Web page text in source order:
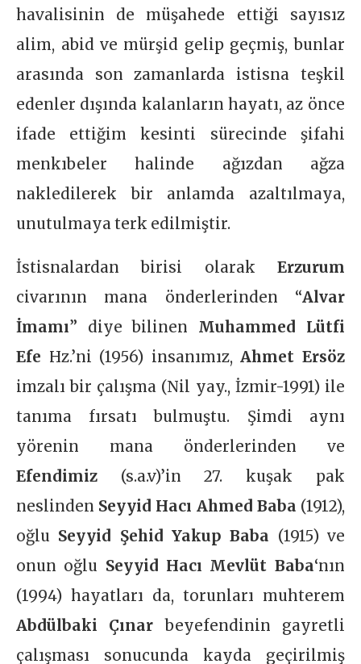
havalisinin de müşahede ettiği sayısız
alim, abid ve mürşid gelip geçmiş, bunlar
arasında son zamanlarda istisna teşkil
edenler dışında kalanların hayatı, az önce
ifade ettiğim kesinti sürecinde şifahi
menkıbeler halinde ağızdan ağza
nakledilerek bir anlamda azaltılmaya,
unutulmaya terk edilmiştir.
İstisnalardan birisi olarak Erzurum
civarının mana önderlerinden “Alvar
İmamı” diye bilinen Muhammed Lütfi
Efe Hz.’ni (1956) insanımız,Ahmet Ersöz
imzalı bir çalışma (Nil yay., İzmir-1991) ile
tanıma fırsatı bulmuştu. Şimdi aynı
yörenin mana önderlerinden ve
Efendimiz (s.a.v)’in 27. kuşak pak
neslinden Seyyid Hacı Ahmed Baba (1912),
oğlu Seyyid Şehid Yakup Baba (1915) ve
onun oğlu Seyyid Hacı Mevlüt Baba‘nın
(1994) hayatları da, torunları muhterem
Abdülbaki Çınar beyefendinin gayretli
çalışması sonucunda kayda geçirilmiş